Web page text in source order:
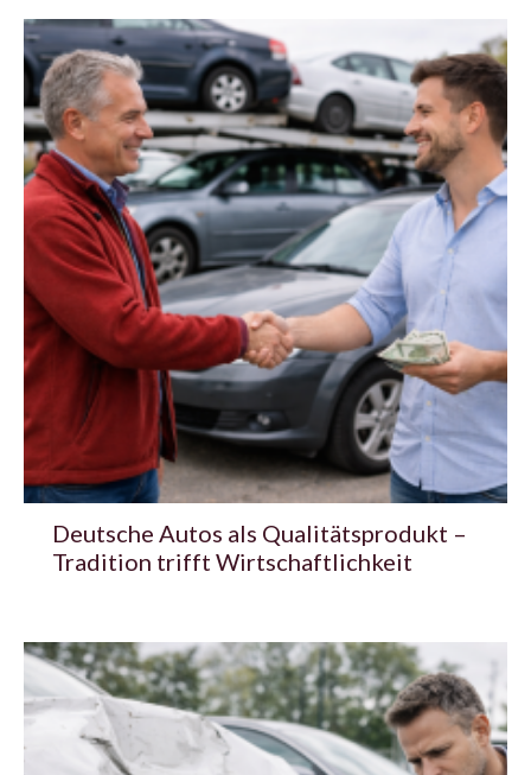
Deutsche Autos als Qualitätsprodukt –
Tradition trifft Wirtschaftlichkeit